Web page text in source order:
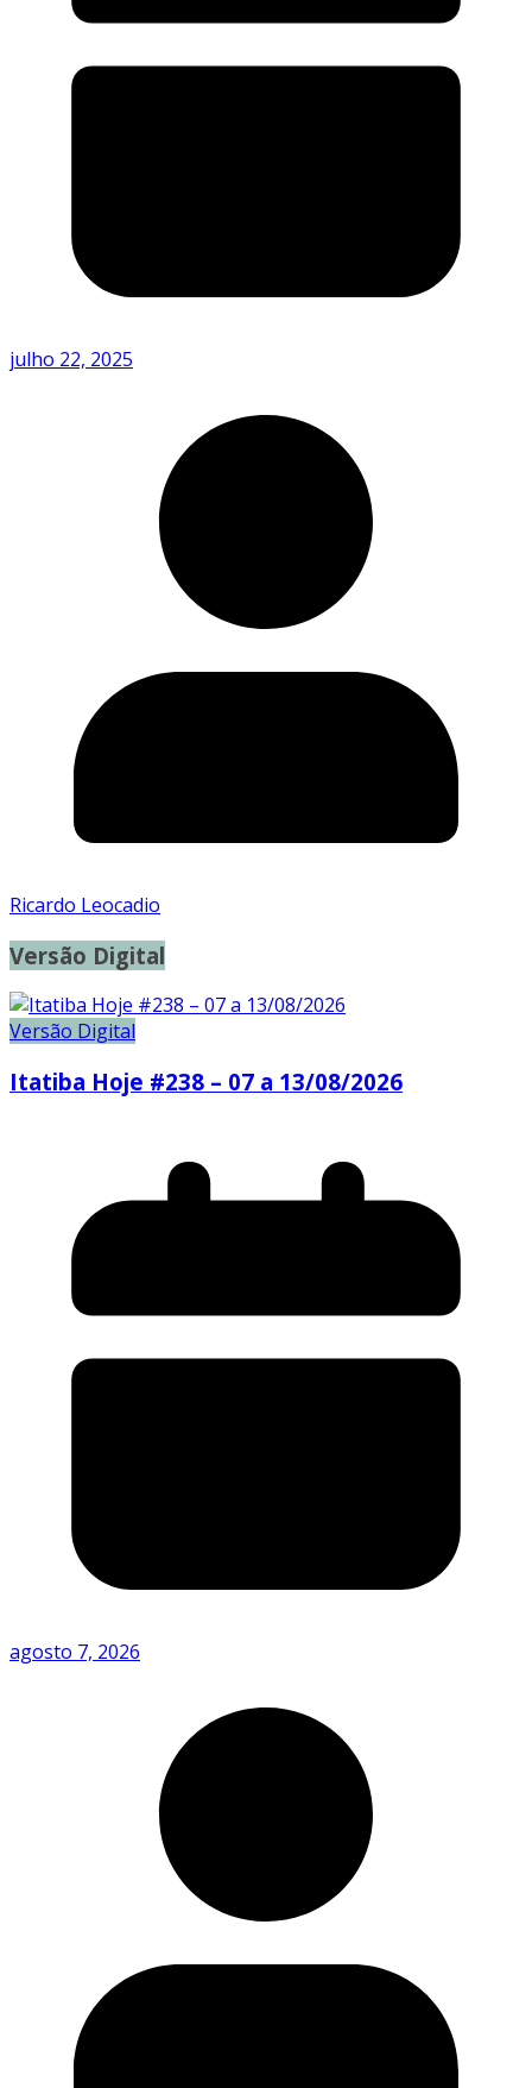
julho 22, 2025
Ricardo Leocadio
Versão Digital
Versão Digital
Itatiba Hoje #238 – 07 a 13/08/2026
agosto 7, 2026